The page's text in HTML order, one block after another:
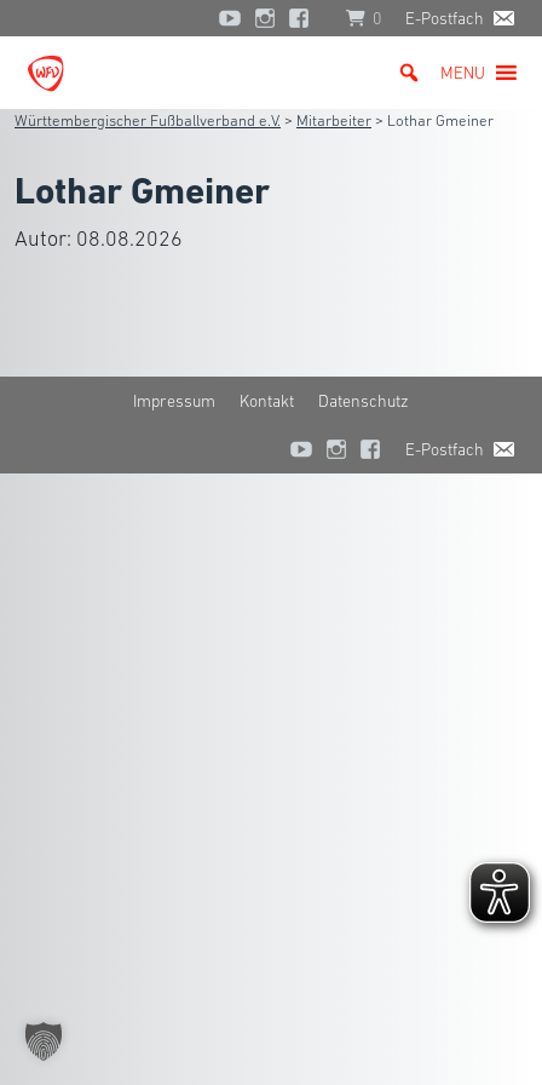
0 E-Postfach
MENU
Württembergischer Fußballverband e.V. > Mitarbeiter > Lothar Gmeiner
Lothar Gmeiner
Autor: 08.08.2026
Impressum Kontakt Datenschutz
E-Postfach